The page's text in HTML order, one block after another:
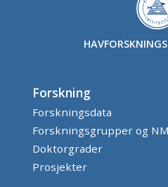
Forskning
Forskningsdata
Forskningsgrupper og
Doktorgrader
Prosjekter